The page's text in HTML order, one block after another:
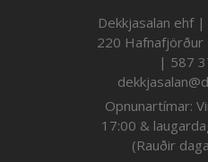
Dekkjasalan ehf
220
| 587
Opnunartímar:
17:00 &
(Rauðir